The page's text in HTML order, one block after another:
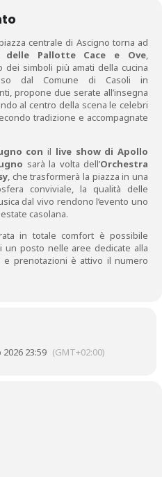
centrale di Ascigno torna ad
delle Pallotte Cace e Ove,
dei simboli più amati della cucina
dal Comune di Casoli in
propone due serate all’insegna
al centro della scena le celebri
tradizione e accompagnate
con il live show di Apollo
sarà la volta dell’Orchestra
, che trasformerà la piazza in una
conviviale, la qualità delle
dal vivo rendono l’evento uno
casolana.
in totale comfort è possibile
un posto nelle aree dedicate alla
e prenotazioni è attivo il numero
23:59 (GMT+02:00)